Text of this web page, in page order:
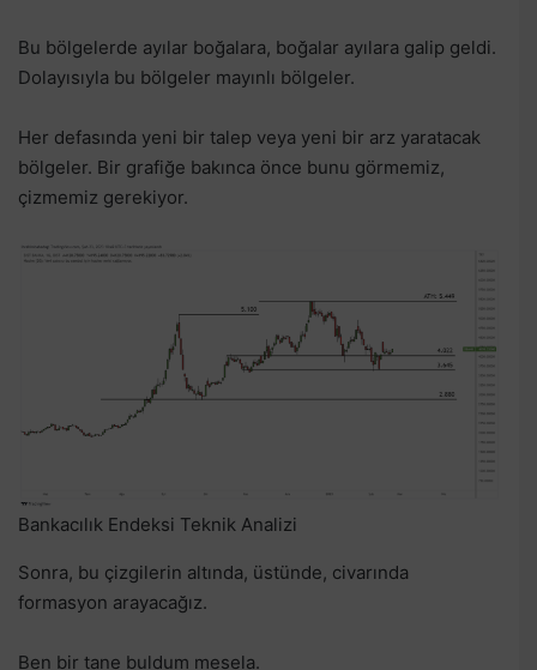
Bu bölgelerde ayılar boğalara, boğalar ayılara galip geldi.
Dolayısıyla bu bölgeler mayınlı bölgeler.
Her defasında yeni bir talep veya yeni bir arz yaratacak
bölgeler. Bir grafiğe bakınca önce bunu görmemiz,
çizmemiz gerekiyor.
Bankacılık Endeksi Teknik Analizi
Sonra, bu çizgilerin altında, üstünde, civarında
formasyon arayacağız.
Ben bir tane buldum mesela.